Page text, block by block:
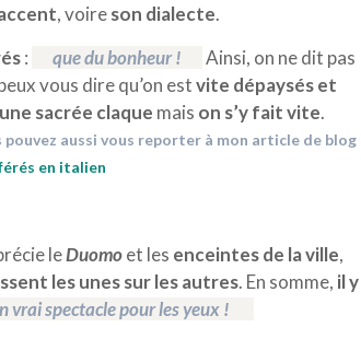
, voireson dialecte.
: que du bonheur !
Ainsi, on ne dit pas
vous dire qu’on estvite dépaysés et
sacrée claque mais on s’y fait vite.
aussi vous reporter à mon article de blog
en italien
leDuomoet les enceintes de la ville,
les unes sur les autres. En somme, il y
vrai spectacle pour les yeux !